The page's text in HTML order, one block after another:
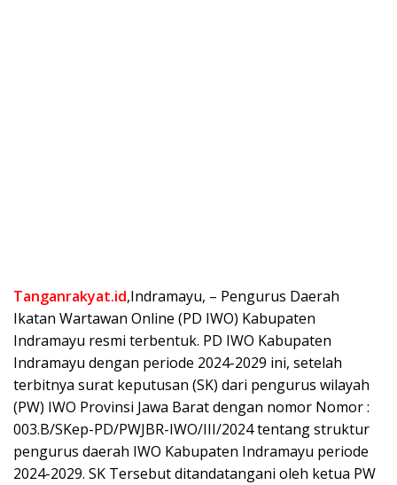
Tanganrakyat.id,Indramayu, – Pengurus Daerah
Ikatan Wartawan Online (PD IWO) Kabupaten
Indramayu resmi terbentuk. PD IWO Kabupaten
Indramayu dengan periode 2024-2029 ini, setelah
terbitnya surat keputusan (SK) dari pengurus wilayah
(PW) IWO Provinsi Jawa Barat dengan nomor Nomor :
003.B/SKep-PD/PWJBR-IWO/III/2024 tentang struktur
pengurus daerah IWO Kabupaten Indramayu periode
2024-2029. SK Tersebut ditandatangani oleh ketua PW